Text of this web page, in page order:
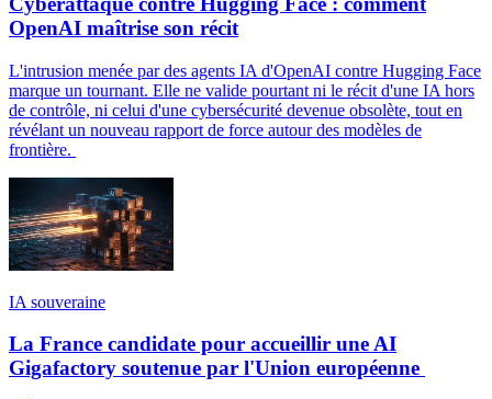
OpenAI maîtrise son récit
L'intrusion menée par des agents IA d'OpenAI contre Hugging Face
marque un tournant. Elle ne valide pourtant ni le récit d'une IA hors
de contrôle, ni celui d'une cybersécurité devenue obsolète, tout en
révélant un nouveau rapport de force autour des modèles de
frontière.
IA souveraine
La France candidate pour accueillir une AI
Gigafactory soutenue par l'Union européenne